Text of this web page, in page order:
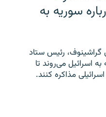
سوریه به
گراشینوف، رئیس ستاد
اسرائیل می‌روند تا
مذاکره کنند.